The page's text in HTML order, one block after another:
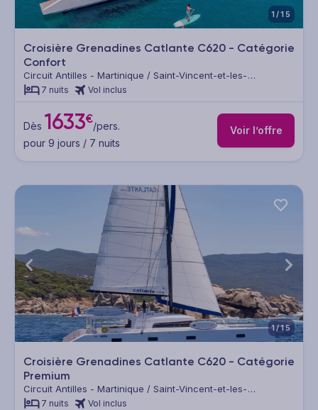
1/15
Croisière Grenadines Catlante C620 - Catégorie
Confort
Circuit Antilles - Martinique / Saint-Vincent-et-les-
Grenadines / Sainte Lucie / Guadeloupe
7 nuits Vol inclus
Dès 1633€/pers.
pour 9 jours / 7 nuits
Voir l’offre
1/15
Croisière Grenadines Catlante C620 - Catégorie
Premium
Circuit Antilles - Martinique / Saint-Vincent-et-les-
Grenadines / Sainte Lucie / Guadeloupe
7 nuits Vol inclus